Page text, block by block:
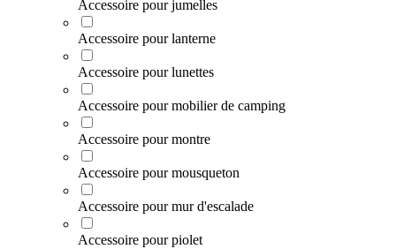
Accessoire pour jumelles
Accessoire pour lanterne
Accessoire pour lunettes
Accessoire pour mobilier de camping
Accessoire pour montre
Accessoire pour mousqueton
Accessoire pour mur d'escalade
Accessoire pour piolet